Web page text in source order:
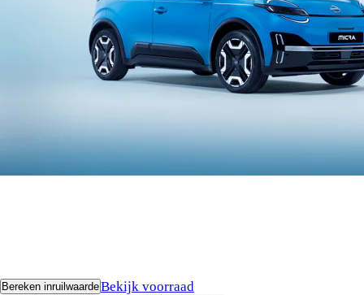
Bereken inruilwaardeBekijk voorraad